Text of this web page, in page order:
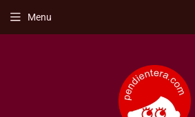
Menu